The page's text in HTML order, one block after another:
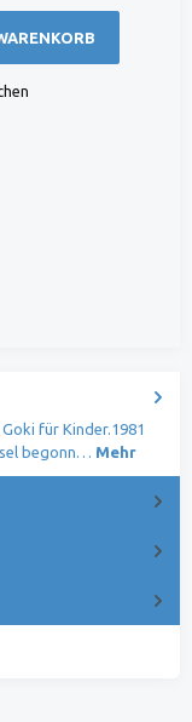
für Kinder.1981
begonn… Mehr